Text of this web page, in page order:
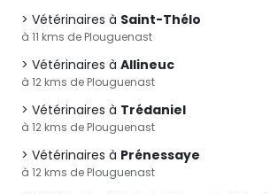
Vétérinaires à Saint-Thélo
à 11 kms de Plouguenast
Vétérinaires à Allineuc
à 12 kms de Plouguenast
Vétérinaires à Trédaniel
à 12 kms de Plouguenast
Vétérinaires à Prénessaye
à 12 kms de Plouguenast